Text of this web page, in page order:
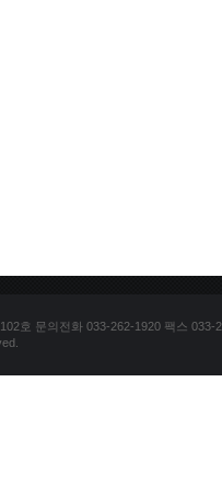
호 문의전화 033-262-1920 팩스 033-